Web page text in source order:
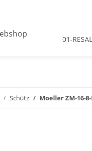
01-
Schütz Moeller ZM-16-